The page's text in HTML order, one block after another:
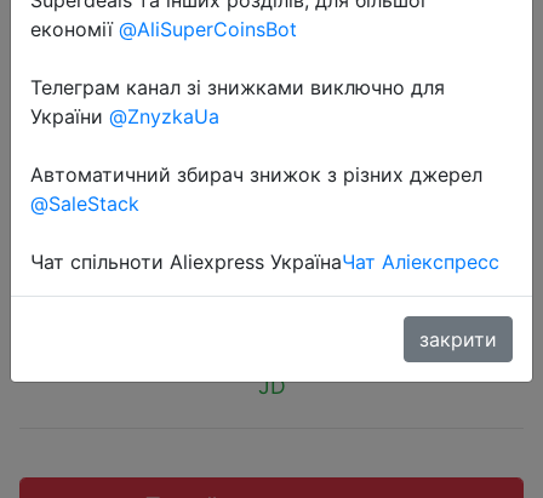
2018-11-27
Watch Tools Watches Strap Repair
Detaching Device Kits Disassembly
Watch Band Opener.
$0.91
JD
економії @AliSuperCoinsBot
Телеграм канал зі знижками виключно для
України @ZnyzkaUa
Автоматичний збирач знижок з різних джерел
@SaleStack
Чат спільноти Aliexpress УкраїнаЧат Аліекспресс
закрити